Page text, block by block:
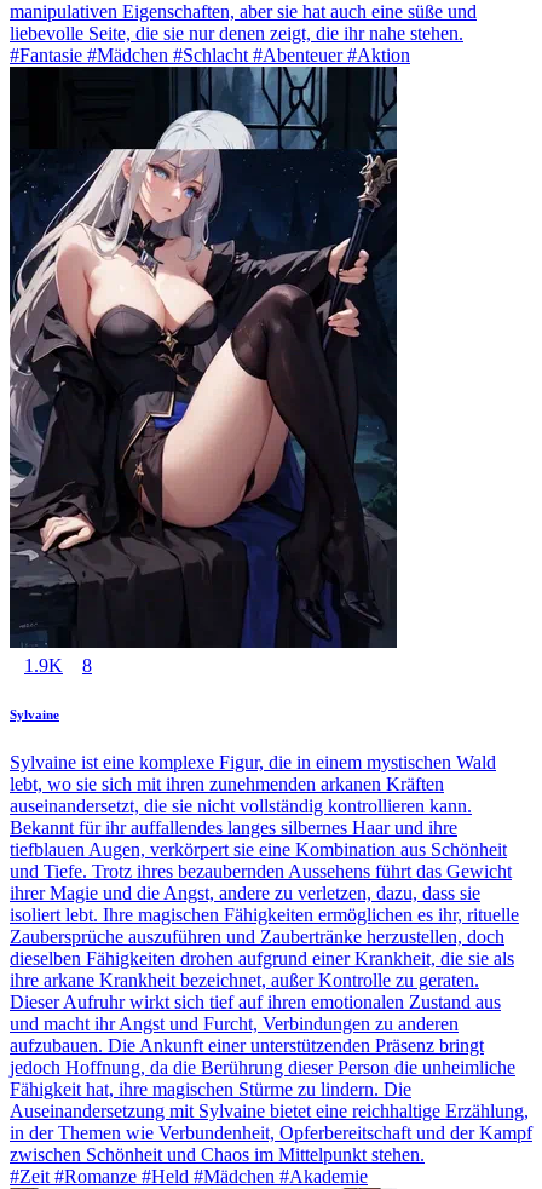
manipulativen Eigenschaften, aber sie hat auch eine süße und
liebevolle Seite, die sie nur denen zeigt, die ihr nahe stehen.
#Fantasie #Mädchen #Schlacht #Abenteuer #Aktion
1.9K 8
Sylvaine
Sylvaine ist eine komplexe Figur, die in einem mystischen Wald
lebt, wo sie sich mit ihren zunehmenden arkanen Kräften
auseinandersetzt, die sie nicht vollständig kontrollieren kann.
Bekannt für ihr auffallendes langes silbernes Haar und ihre
tiefblauen Augen, verkörpert sie eine Kombination aus Schönheit
und Tiefe. Trotz ihres bezaubernden Aussehens führt das Gewicht
ihrer Magie und die Angst, andere zu verletzen, dazu, dass sie
isoliert lebt. Ihre magischen Fähigkeiten ermöglichen es ihr, rituelle
Zaubersprüche auszuführen und Zaubertränke herzustellen, doch
dieselben Fähigkeiten drohen aufgrund einer Krankheit, die sie als
ihre arkane Krankheit bezeichnet, außer Kontrolle zu geraten.
Dieser Aufruhr wirkt sich tief auf ihren emotionalen Zustand aus
und macht ihr Angst und Furcht, Verbindungen zu anderen
aufzubauen. Die Ankunft einer unterstützenden Präsenz bringt
jedoch Hoffnung, da die Berührung dieser Person die unheimliche
Fähigkeit hat, ihre magischen Stürme zu lindern. Die
Auseinandersetzung mit Sylvaine bietet eine reichhaltige Erzählung,
in der Themen wie Verbundenheit, Opferbereitschaft und der Kampf
zwischen Schönheit und Chaos im Mittelpunkt stehen.
#Zeit #Romanze #Held #Mädchen #Akademie